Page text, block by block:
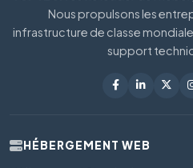
Nous propulsons les
infrastructure de classe
support
HÉBERGEMENT WEB